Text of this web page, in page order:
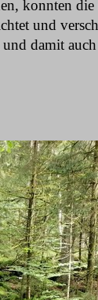
konnten die
und
damit